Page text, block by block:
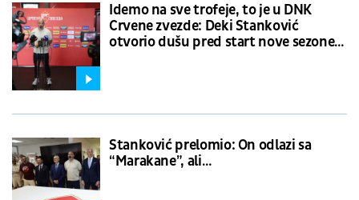
Idemo na sve trofeje, to je u DNK
Crvene zvezde: Deki Stanković
otvorio dušu pred start nove sezone i
Stanković prelomio: On odlazi sa
“Marakane”, ali…